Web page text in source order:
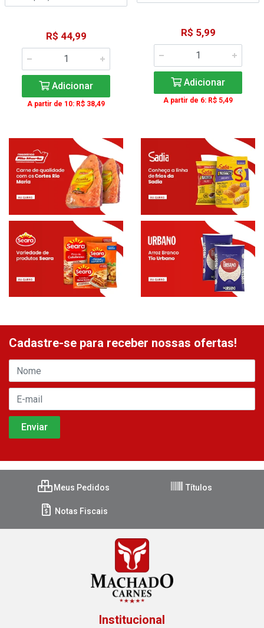
R$ 44,99
Adicionar
A partir de 10: R$ 38,49
R$ 5,99
Adicionar
A partir de 6: R$ 5,49
Cadastre-se para receber nossas ofertas!
Meus Pedidos Títulos
Notas Fiscais
Institucional